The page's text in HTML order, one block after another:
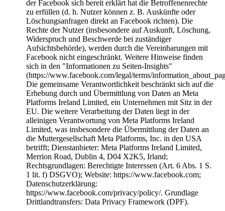
der Facebook sich bereit erklärt hat die Betroffenenrechte
zu erfüllen (d. h. Nutzer können z. B. Auskünfte oder
Löschungsanfragen direkt an Facebook richten). Die
Rechte der Nutzer (insbesondere auf Auskunft, Löschung,
Widerspruch und Beschwerde bei zuständiger
Aufsichtsbehörde), werden durch die Vereinbarungen mit
Facebook nicht eingeschränkt. Weitere Hinweise finden
sich in den "Informationen zu Seiten-Insights"
(https://www.facebook.com/legal/terms/
Die gemeinsame Verantwortlichkeit beschränkt sich auf die
Erhebung durch und Übermittlung von Daten an Meta
Platforms Ireland Limited, ein Unternehmen mit Sitz in der
EU. Die weitere Verarbeitung der Daten liegt in der
alleinigen Verantwortung von Meta Platforms Ireland
Limited, was insbesondere die Übermittlung der Daten an
die Muttergesellschaft Meta Platforms, Inc. in den USA
betrifft; Dienstanbieter: Meta Platforms Ireland Limited,
Merrion Road, Dublin 4, D04 X2K5, Irland;
Rechtsgrundlagen: Berechtigte Interessen (Art. 6 Abs. 1 S.
1 lit. f) DSGVO); Website: https://www.facebook.com;
Datenschutzerklärung:
https://www.facebook.com/privacy/policy/. Grundlage
Drittlandtransfers: Data Privacy Framework (DPF).